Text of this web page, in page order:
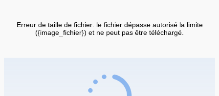
Erreur de taille de fichier: le fichier dépasse autorisé la limite
({image_fichier}) et ne peut pas être téléchargé.